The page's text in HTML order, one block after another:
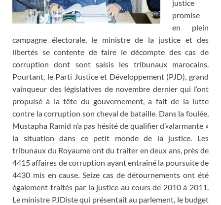
justice
promise
en plein
campagne électorale, le ministre de la justice et des
libertés se contente de faire le décompte des cas de
corruption dont sont saisis les tribunaux marocains.
Pourtant, le Parti Justice et Développement (PJD), grand
vainqueur des législatives de novembre dernier qui l’ont
propulsé à la tête du gouvernement, a fait de la lutte
contre la corruption son cheval de bataille. Dans la foulée,
Mustapha Ramid n’a pas hésité de qualifier d’«alarmante »
la situation dans ce petit monde de la justice. Les
tribunaux du Royaume ont du traiter en deux ans, près de
4415 affaires de corruption ayant entraîné la poursuite de
4430 mis en cause. Seize cas de détournements ont été
également traités par la justice au cours de 2010 à 2011.
Le ministre PJDiste qui présentait au parlement, le budget